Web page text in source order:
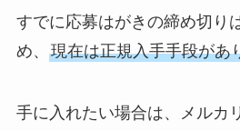
すでに応募はがきの締め切り
め、 現在は正規入手手段があ
手に入れたい場合は、メルカ